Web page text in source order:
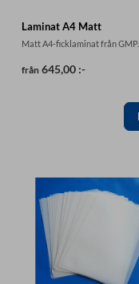
Laminat A4 Matt
Matt A4-ficklaminat från GMP.
från 645,00 :-